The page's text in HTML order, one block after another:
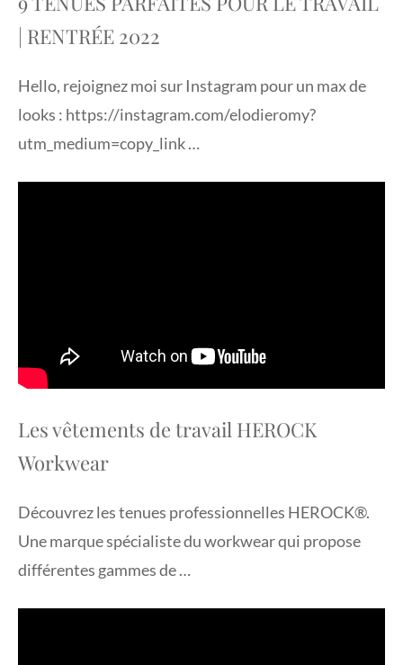
| RENTRÉE 2022
Hello, rejoignez moi sur Instagram pour un max de
looks : https://instagram.com/elodieromy?
utm_medium=copy_link …
Les vêtements de travail HEROCK
Workwear
Découvrez les tenues professionnelles HEROCK®.
Une marque spécialiste du workwear qui propose
différentes gammes de …